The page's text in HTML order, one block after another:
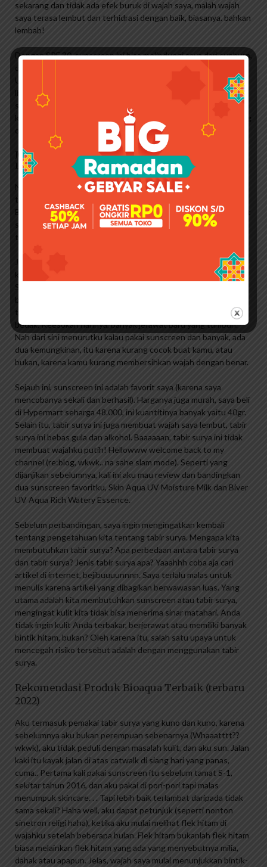
sekarang dan tidak ada efek buruk di wajah saya, malah wajah
saya terasa lembut dan terhidrasi dengan baik, biasanya. bahkan
lembab!
Dengan SPF 30, sunscreen ini bisa melindungi saya dari sunburn,
UVA. Tabir surya ini sangat berguna untuk melindungi kulit saya
lho, karena begitu saya keluar dengan teman saya, matahari
sangat terik, dan keesokan harinya teman saya mengeluh
kulitnya sedikit dan terbakar, meskipun kulit saya. tidak ada yang
dilakukan, bagus.
Jual Sunscreen Skin Aqua Harga Terbaik & Termurah
Desember 2022
Nah, dengan mengingat hal itu, mari kita bahas mitos tentang
Banyak orang mengatakan bahwa mitos ini tidak benar. Menurut
saya, ada dua penyebab jerawat: kulit kita tidak cocok untuk
tabir surya atau kita kurang bersih saat membersihkan wajah.
Jadi, jika kita menggunakan tabir surya, kita harus memastikan
kulit wajah kita benar-benar bersih saat membersihkan wajah.
Soalnya kalau bersihin wajah gak bener-bener bersih, pori-pori
bisa tersumbat dan… Voila! Jerawat muncul. Soalnya pas mau
tidur dan gak cuci muka, mukanya ketutup air, tabir surya, dan
bedak. Keesokan harinya, banyak jerawat baru yang tumbuh.
Nah dari sini menurutku kalau pakai sunscreen dan banyak, ada
dua kemungkinan, itu karena kurang cocok buat kamu, atau
bukan, karena kamu kurang membersihkan wajah dengan benar.
Sejauh ini, sunscreen ini adalah favorit saya (karena saya
mencobanya sekali dan berhasil). Harganya juga murah, saya beli
di Hypermart seharga 48.000, ini kuantitinya banyak yaitu 40gr.
Selain itu, tabir surya ini juga membuat wajah saya lembut, tabir
surya ini bebas gula dan alkohol. Baaaaaan, tabir surya ini tidak
membuat wajahku putih! Hellowww welcome back to my
channel (re:blog, wkwk.. na sahe slam mode). Seperti yang
dijanjikan sebelumnya, kali ini aku mau review dan bandingkan
dua sunscreen favoritku, Skin Aqua UV Moisture Milk dan Biver
UV Aqua Rich Watery Essence.
Sebelum perbandingan, saya ingin mengingatkan kembali
tentang pengetahuan kita tentang tabir surya. Mengapa kita
membutuhkan tabir surya? Apa perbedaan antara tabir surya
dan tabir surya? Jenis tabir surya apa? Yaaahhh coba aja cari
artikel di internet, bejibuuuunnnn. Saya terlalu malas untuk
menulis karena artikel yang dibagikan berwawasan luas. Yang
utama adalah kita membutuhkan sunscreen atau tabir surya,
mengingat kulit kita tidak bisa menerima sinar matahari. Anda
tidak ingin kulit Anda terbakar, berjerawat atau memiliki banyak
bintik hitam, bukan? Oleh karena itu, salah satu upaya untuk
mencegah risiko tersebut adalah dengan menggunakan tabir
surya.
Rekomendasi Produk Bioaqua Terbaik (terbaru
2022)
Aku termasuk pemakai tabir surya yang kuno dan kuno, karena
sebelumnya aku bukan perempuan sebenarnya (Whaaatttt??
wkwk), aku tidak peduli dengan masalah kulit, dan aku sun. Jalan
kaki itu kayak jalan di atas catwalk di siang hari yang panas,
cuma.. Pertama kali pakai sunscreen itu sebelum tamat S-1,
sekitar tahun 2016, dan aku pakai di pori-pori tapi malas
menumpuk skincare. . . Tapi lebih baik terlambat daripada tidak
sama sekali? Haha well, aku dapat petunjuk (seperti nonton
sinetron religi haha), ketika aku mulai melihat flek hitam di
wajahku setelah beberapa bulan. Flek hitam bukanlah flek hitam
biasa melainkan flek hitam yang ada yang menyebutnya milia,
dahak atau apapun. Jelas, wajah saya mulai menunjukkan bintik-